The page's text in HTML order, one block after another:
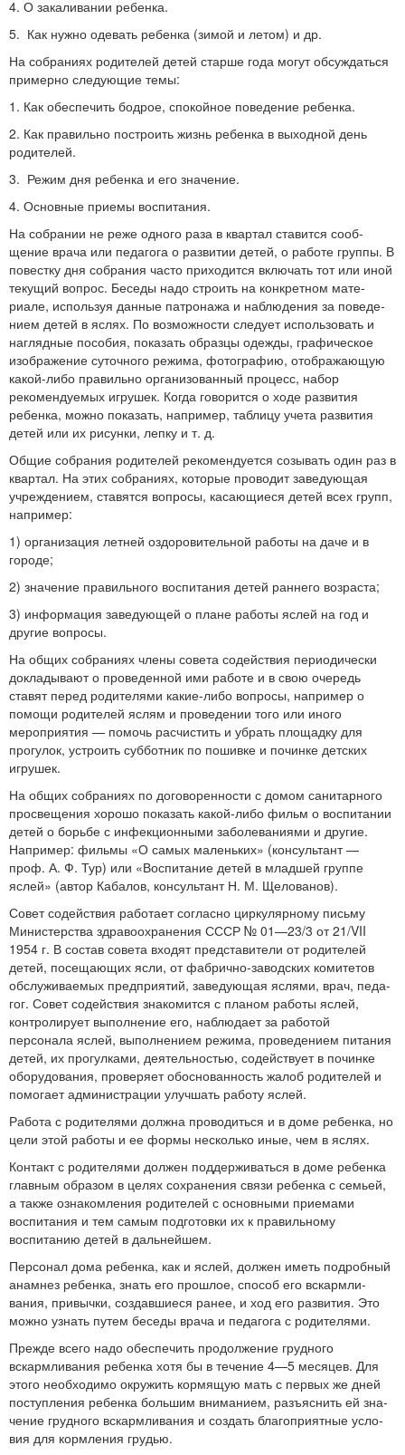
4. О закаливании ребенка.
5. Как нужно одевать ребенка (зимой и летом) и др.
На собраниях родителей детей старше года могут обсуж­даться
примерно следующие темы:
1. Как обеспечить бодрое, спокойное поведение ребенка.
2. Как правильно построить жизнь ребенка в выходной день
родителей.
3. Режим дня ребенка и его значение.
4. Основные приемы воспитания.
На собрании не реже одного раза в квартал ставится сооб­
щение врача или педагога о развитии детей, о работе группы. В
повестку дня собрания часто приходится включать тот или иной
текущий вопрос. Беседы надо строить на конкретном мате­
риале, используя данные патронажа и наблюдения за поведе­
нием детей в яслях. По возможности следует использовать и
наглядные пособия, показать образцы одежды, графическое
изо­бражение суточного режима, фотографию, отображающую
какой-либо правильно организованный процесс, набор
рекомен­дуемых игрушек. Когда говорится о ходе развития
ребенка, можно показать, например, таблицу учета развития
детей или их рисунки, лепку и т. д.
Общие собрания родителей рекомендуется созы­вать один раз в
квартал. На этих собраниях, которые проводит заведующая
учреждением, ставятся вопросы, касающиеся детей всех групп,
например:
1) организация летней оздоровительной работы на даче и в
городе;
2) значение правильного воспитания детей раннего возра­ста;
3) информация заведующей о плане работы яслей на год и
другие вопросы.
На общих собраниях члены совета содействия периодически
докладывают о проведенной ими работе и в свою очередь
ставят перед родителями какие-либо вопросы, например о
помощи родителей яслям и проведении того или иного
мероприятия — помочь расчистить и убрать площадку для
прогулок, устроить субботник по пошивке и починке детских
игрушек.
На общих собраниях по договоренности с домом санитарного
просвещения хорошо показать какой-либо фильм о воспитании
детей о борьбе с инфекционными заболеваниями и другие.
Например: фильмы «О самых маленьких» (консультант —
проф. А. Ф. Тур) или «Воспитание детей в младшей группе
яслей» (автор Кабалов, консультант Н. М. Щелованов).
Совет содействия работает согласно циркулярному письму
Министерства здравоохранения СССР № 01—23/3 от 21/VII
1954 г. В состав совета входят представители от родите­лей
детей, посещающих ясли, от фабрично-заводских комитетов
обслуживаемых предприятий, заведующая яслями, врач, педа­
гог. Совет содействия знакомится с планом работы яслей,
контролирует выполнение его, наблюдает за работой
персонала яслей, выполнением режима, проведением питания
детей, их прогулками, деятельностью, содействует в починке
оборудова­ния, проверяет обоснованность жалоб родителей и
помогает ад­министрации улучшать работу яслей.
Работа с родителями должна проводиться и в доме ребенка, но
цели этой работы и ее формы несколько иные, чем в яслях.
Контакт с родителями должен поддерживаться в доме ре­бенка
главным образом в целях сохранения связи ребенка с семьей,
а также ознакомления родителей с основными прие­мами
воспитания и тем самым подготовки их к правильному
воспитанию детей в дальнейшем.
Персонал дома ребенка, как и яслей, должен иметь подроб­ный
анамнез ребенка, знать его прошлое, способ его вскармли­
вания, привычки, создавшиеся ранее, и ход его развития. Это
можно узнать путем беседы врача и педагога с родите­лями.
Прежде всего надо обеспечить продолжение грудного
вскармливания ребенка хотя бы в течение 4—5 месяцев. Для
этого необходимо окружить кормящую мать с первых же дней
поступления ребенка большим вниманием, разъяснить ей зна­
чение грудного вскармливания и создать благоприятные усло­
вия для кормления грудью.